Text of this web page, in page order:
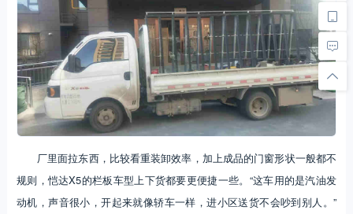
厂里面拉东西，比较看重装卸效率，加上成品的门窗形状一般都不
规则，恺达X5的栏板车型上下货都要更便捷一些。“这车用的是汽油发
动机，声音很小，开起来就像轿车一样，进小区送货不会吵到别人。”